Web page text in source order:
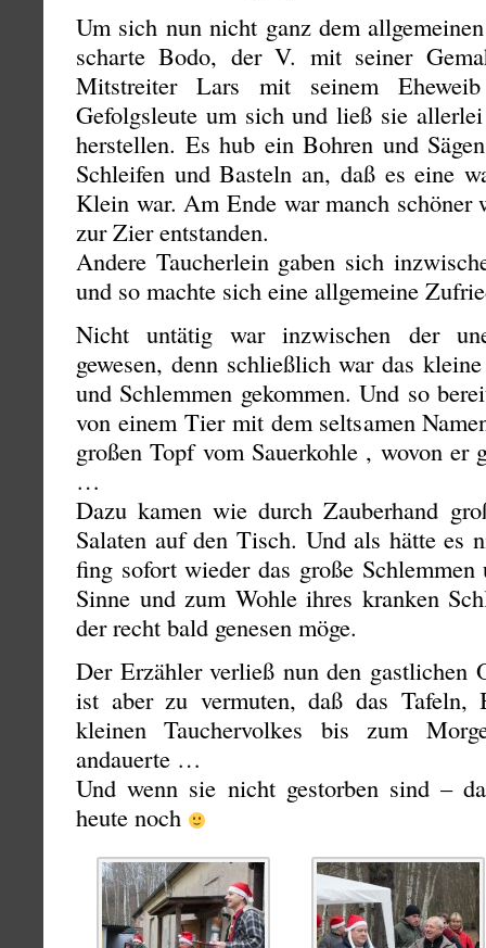
Um sich nun nicht ganz dem
scharte Bodo, der V. mit seiner
Mitstreiter Lars mit seinem
Gefolgsleute um sich und ließ sie
herstellen. Es hub ein Bohren und
Schleifen und Basteln an, daß es eine
Klein war. Am Ende war manch schöner
zur Zier entstanden.
Andere Taucherlein gaben sich
und so machte sich eine allgemeine
Nicht untätig war inzwischen der
gewesen, denn schließlich war das
und Schlemmen gekommen. Und so
von einem Tier mit dem seltsamen
großen Topf vom Sauerkohle , wovon er
…
Dazu kamen wie durch Zauberhand
Salaten auf den Tisch. Und als hätte es
fing sofort wieder das große
Sinne und zum Wohle ihres kranken
der recht bald genesen möge.
Der Erzähler verließ nun den gastlichen
ist aber zu vermuten, daß das Tafeln,
kleinen Tauchervolkes bis zum
andauerte …
Und wenn sie nicht gestorben sind –
heute noch